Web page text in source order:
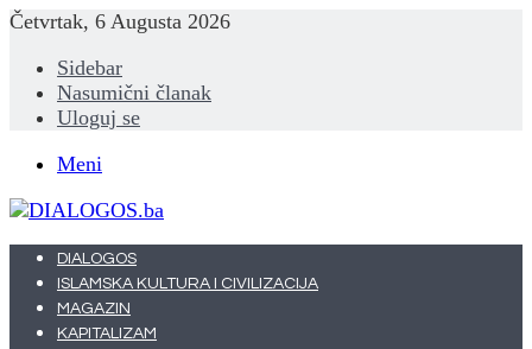
Četvrtak, 6 Augusta 2026
Sidebar
Nasumični članak
Uloguj se
Meni
DIALOGOS
ISLAMSKA KULTURA I CIVILIZACIJA
MAGAZIN
KAPITALIZAM